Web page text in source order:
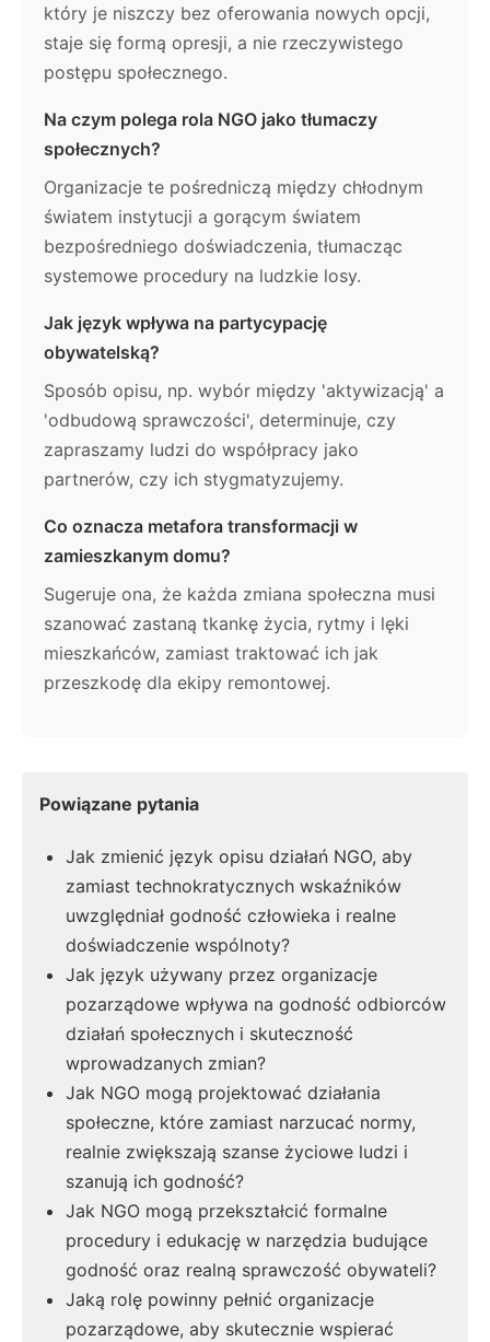
który je niszczy bez oferowania nowych opcji,
staje się formą opresji, a nie rzeczywistego
postępu społecznego.
Na czym polega rola NGO jako tłumaczy
społecznych?
Organizacje te pośredniczą między chłodnym
światem instytucji a gorącym światem
bezpośredniego doświadczenia, tłumacząc
systemowe procedury na ludzkie losy.
Jak język wpływa na partycypację
obywatelską?
Sposób opisu, np. wybór między 'aktywizacją' a
'odbudową sprawczości', determinuje, czy
zapraszamy ludzi do współpracy jako
partnerów, czy ich stygmatyzujemy.
Co oznacza metafora transformacji w
zamieszkanym domu?
Sugeruje ona, że każda zmiana społeczna musi
szanować zastaną tkankę życia, rytmy i lęki
mieszkańców, zamiast traktować ich jak
przeszkodę dla ekipy remontowej.
Powiązane pytania
Jak zmienić język opisu działań NGO, aby
zamiast technokratycznych wskaźników
uwzględniał godność człowieka i realne
doświadczenie wspólnoty?
Jak język używany przez organizacje
pozarządowe wpływa na godność odbiorców
działań społecznych i skuteczność
wprowadzanych zmian?
Jak NGO mogą projektować działania
społeczne, które zamiast narzucać normy,
realnie zwiększają szanse życiowe ludzi i
szanują ich godność?
Jak NGO mogą przekształcić formalne
procedury i edukację w narzędzia budujące
godność oraz realną sprawczość obywateli?
Jaką rolę powinny pełnić organizacje
pozarządowe, aby skutecznie wspierać